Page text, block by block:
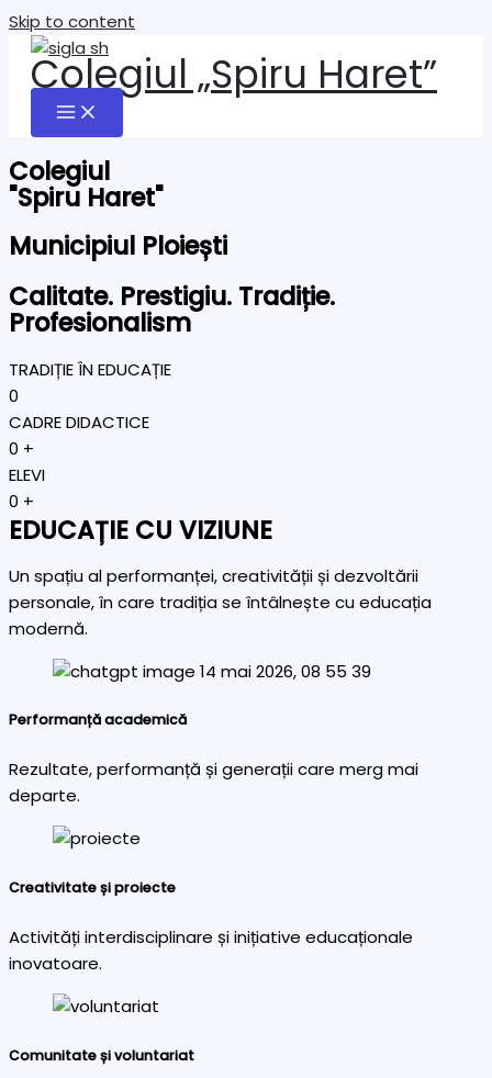
Skip to content
Colegiul „Spiru Haret”
Colegiul
"Spiru Haret"
Municipiul Ploiești
Calitate. Prestigiu. Tradiție.
Profesionalism
TRADIȚIE ÎN EDUCAȚIE
0
CADRE DIDACTICE
0 +
ELEVI
0 +
EDUCAȚIE CU VIZIUNE
Un spațiu al performanței, creativității și dezvoltării
personale, în care tradiția se întâlnește cu educația
modernă.
Performanță academică
Rezultate, performanță și generații care merg mai
departe.
Creativitate și proiecte
Activități interdisciplinare și inițiative educaționale
inovatoare.
Comunitate și voluntariat